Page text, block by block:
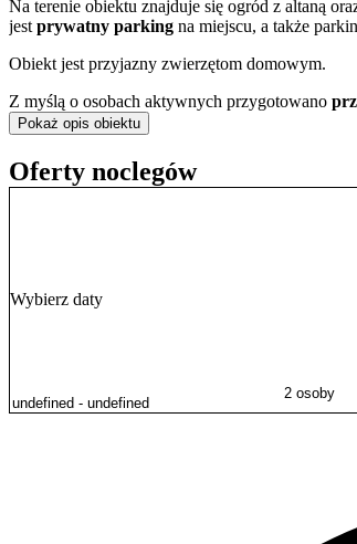
Na terenie obiektu znajduje się ogród z altaną
jest prywatny parking na miejscu, a także
Obiekt jest przyjazny zwierzętom domowym.
Z myślą o osobach aktywnych przygotowano
tenisa stołowego. Dodatkowym udogodnieniem
Willa zlokalizowana jest w otoczeniu górskich
znajduje sięPark Aktywności – Czarodziejska
Pokaż opis obiektu
Oferty noclegów
Wybierz daty
2 osoby